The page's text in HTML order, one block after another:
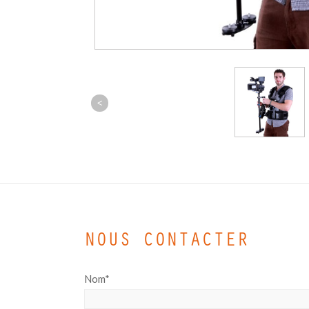
<
NOUS CONTACTER
Nom*